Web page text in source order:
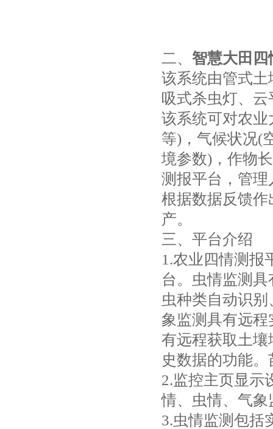
二、 智慧大田四
该系统由管式
吸式杀虫灯、
该系统可对农
等)，气候状况(
境参数)，作物
测报平台，管
根据数据反馈
产。
三、平台介绍
1.农业四情测报
台。虫情监测
虫种类自动识
象监测具有远
有远程获取土
史数据的功能
2.监控主页显示
情、虫情、气
3.虫情监测包括